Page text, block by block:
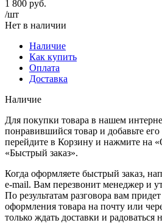
1 800 руб.
/шт
Нет в наличии
Наличие
Как купить
Оплата
Доставка
Наличие
Для покупки товара в нашем
понравившийся товар и добавьте его
перейдите в Корзину и нажмите на
«Быстрый заказ».
Когда оформляете быстрый заказ,
e-mail. Вам перезвонит менеджер и
По результатам разговора вам
оформления товара на почту или
только ждать доставки и радоваться